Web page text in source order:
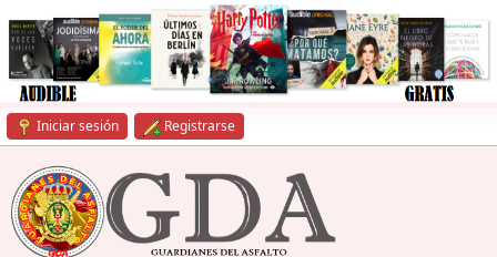
Iniciar sesión Registrarse